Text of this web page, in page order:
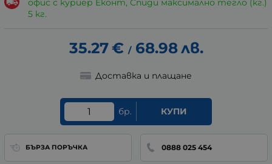
офис с куриер Еконт, Спиди максимално тегло (кг.)
5 кг.
35.27€ / 68.98лв.
Доставка и плащане
бр. КУПИ
БЪРЗА ПОРЪЧКА 0888 025 454